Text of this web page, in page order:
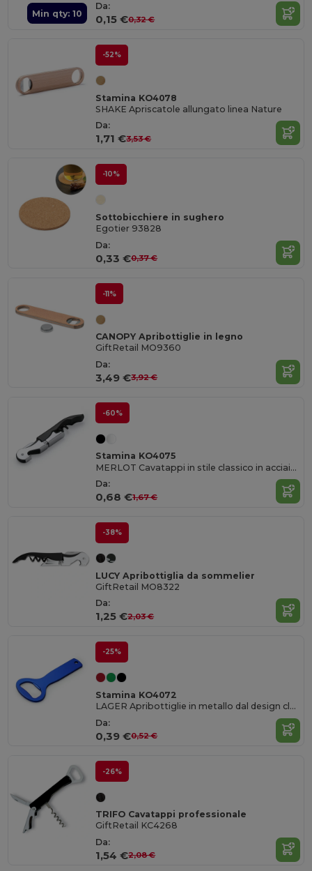
Min qty: 10
Da:
0,15 €0,32 €
-52%
Stamina KO4078
SHAKE Apriscatole allungato linea Nature
Da:
1,71 €3,53 €
-10%
Sottobicchiere in sughero
Egotier 93828
Da:
0,33 €0,37 €
-11%
CANOPY Apribottiglie in legno
GiftRetail MO9360
Da:
3,49 €3,92 €
-60%
Stamina KO4075
MERLOT Cavatappi in stile classico in acciaio inossidabile con due posizioni
Da:
0,68 €1,67 €
-38%
LUCY Apribottiglia da sommelier
GiftRetail MO8322
Da:
1,25 €2,03 €
-25%
Stamina KO4072
LAGER Apribottiglie in metallo dal design classico
Da:
0,39 €0,52 €
-26%
TRIFO Cavatappi professionale
GiftRetail KC4268
Da:
1,54 €2,08 €